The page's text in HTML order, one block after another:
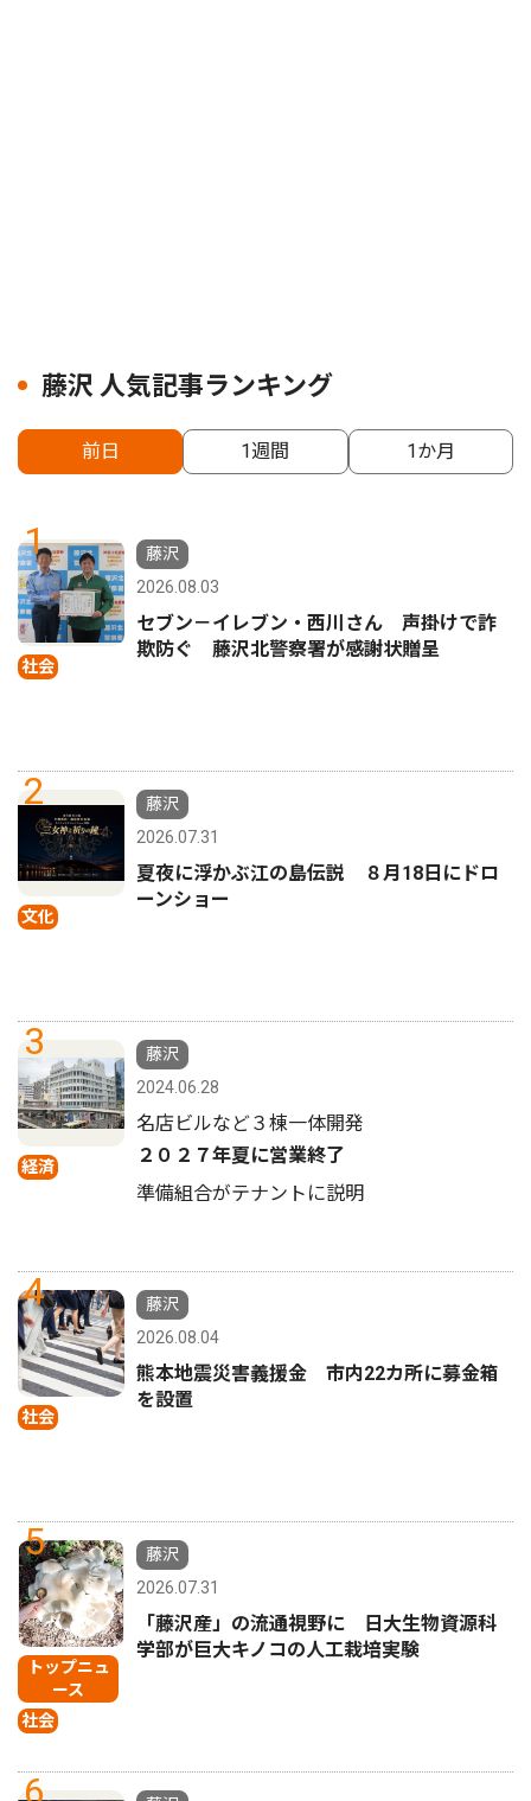
藤沢 人気記事ランキング
前日 1週間 1か月
1
社会
藤沢
2026.08.03
セブン－イレブン・西川さん 声掛けで詐
欺防ぐ 藤沢北警察署が感謝状贈呈
2
文化
藤沢
2026.07.31
夏夜に浮かぶ江の島伝説 ８月18日にドロ
ーンショー
3
経済
藤沢
2024.06.28
名店ビルなど３棟一体開発
２０２７年夏に営業終了
準備組合がテナントに説明
4
社会
藤沢
2026.08.04
熊本地震災害義援金 市内22カ所に募金箱
を設置
5
トップニュ
ース
社会
藤沢
2026.07.31
「藤沢産」の流通視野に 日大生物資源科
学部が巨大キノコの人工栽培実験
6